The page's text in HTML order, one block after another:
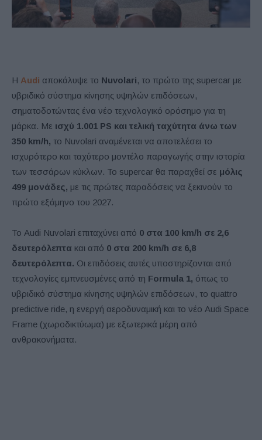
Η Audi αποκάλυψε το Nuvolari, το πρώτο της supercar με
υβριδικό σύστημα κίνησης υψηλών επιδόσεων,
σηματοδοτώντας ένα νέο τεχνολογικό ορόσημο για τη
μάρκα. Με ισχύ 1.001 PS και τελική ταχύτητα άνω των
350 km/h, το Nuvolari αναμένεται να αποτελέσει το
ισχυρότερο και ταχύτερο μοντέλο παραγωγής στην ιστορία
των τεσσάρων κύκλων. Το supercar θα παραχθεί σε μόλις
499 μονάδες, με τις πρώτες παραδόσεις να ξεκινούν το
πρώτο εξάμηνο του 2027.
Το Audi Nuvolari επιταχύνει από 0 στα 100 km/h σε 2,6
δευτερόλεπτα και από 0 στα 200 km/h σε 6,8
δευτερόλεπτα. Οι επιδόσεις αυτές υποστηρίζονται από
τεχνολογίες εμπνευσμένες από τη Formula 1, όπως το
υβριδικό σύστημα κίνησης υψηλών επιδόσεων, το quattro
predictive ride, η ενεργή αεροδυναμική και το νέο Audi Space
Frame (χωροδικτύωμα) με εξωτερικά μέρη από
ανθρακονήματα.